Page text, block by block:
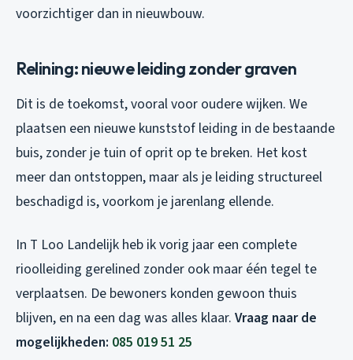
voorzichtiger dan in nieuwbouw.
Relining: nieuwe leiding zonder graven
Dit is de toekomst, vooral voor oudere wijken. We
plaatsen een nieuwe kunststof leiding in de bestaande
buis, zonder je tuin of oprit op te breken. Het kost
meer dan ontstoppen, maar als je leiding structureel
beschadigd is, voorkom je jarenlang ellende.
In T Loo Landelijk heb ik vorig jaar een complete
rioolleiding gerelined zonder ook maar één tegel te
verplaatsen. De bewoners konden gewoon thuis
blijven, en na een dag was alles klaar. Vraag naar de
mogelijkheden: 085 019 51 25